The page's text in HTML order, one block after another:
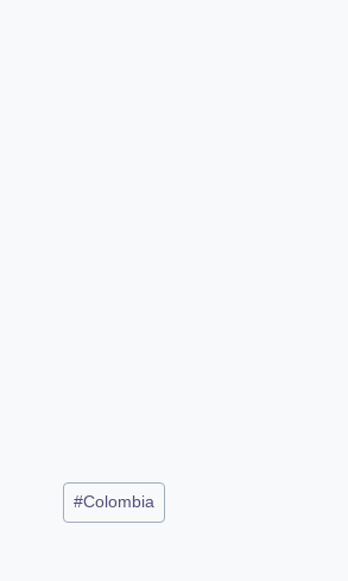
Post
Tags:
#Colombia